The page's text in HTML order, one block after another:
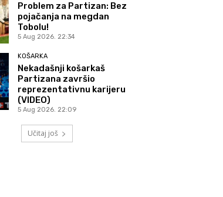
Problem za Partizan: Bez
pojačanja na megdan
Tobolu!
5 Aug 2026. 22:34
KOŠARKA
Nekadašnji košarkaš
Partizana završio
reprezentativnu karijeru
(VIDEO)
5 Aug 2026. 22:09
Učitaj još